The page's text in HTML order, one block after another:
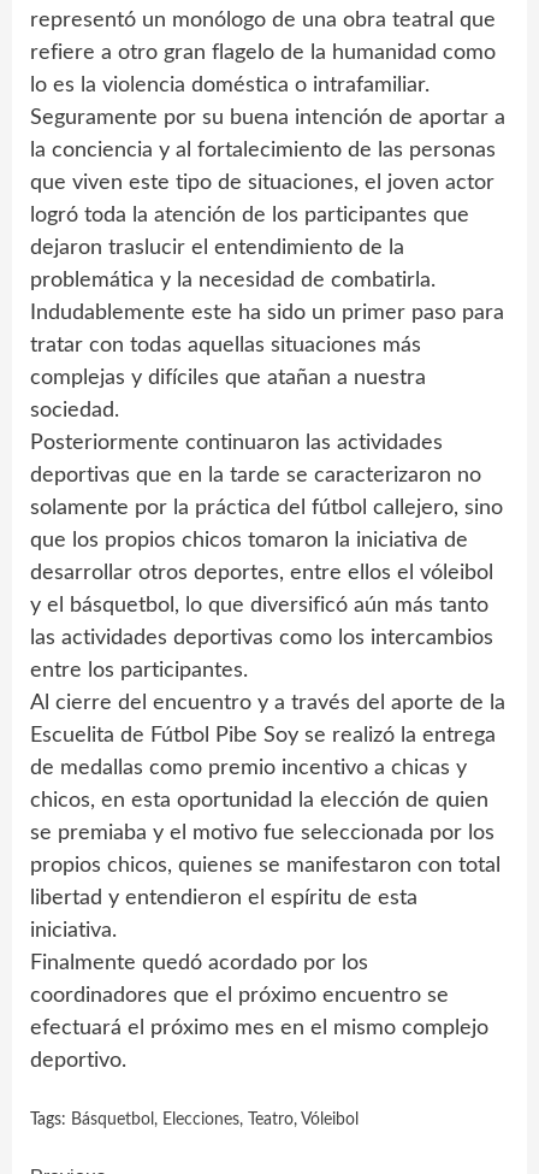
representó un monólogo de una obra teatral que
refiere a otro gran flagelo de la humanidad como
lo es la violencia doméstica o intrafamiliar.
Seguramente por su buena intención de aportar a
la conciencia y al fortalecimiento de las personas
que viven este tipo de situaciones, el joven actor
logró toda la atención de los participantes que
dejaron traslucir el entendimiento de la
problemática y la necesidad de combatirla.
Indudablemente este ha sido un primer paso para
tratar con todas aquellas situaciones más
complejas y difíciles que atañan a nuestra
sociedad.
Posteriormente continuaron las actividades
deportivas que en la tarde se caracterizaron no
solamente por la práctica del fútbol callejero, sino
que los propios chicos tomaron la iniciativa de
desarrollar otros deportes, entre ellos el vóleibol
y el básquetbol, lo que diversificó aún más tanto
las actividades deportivas como los intercambios
entre los participantes.
Al cierre del encuentro y a través del aporte de la
Escuelita de Fútbol Pibe Soy se realizó la entrega
de medallas como premio incentivo a chicas y
chicos, en esta oportunidad la elección de quien
se premiaba y el motivo fue seleccionada por los
propios chicos, quienes se manifestaron con total
libertad y entendieron el espíritu de esta
iniciativa.
Finalmente quedó acordado por los
coordinadores que el próximo encuentro se
efectuará el próximo mes en el mismo complejo
deportivo.
Tags: Básquetbol , Elecciones, Teatro, Vóleibol